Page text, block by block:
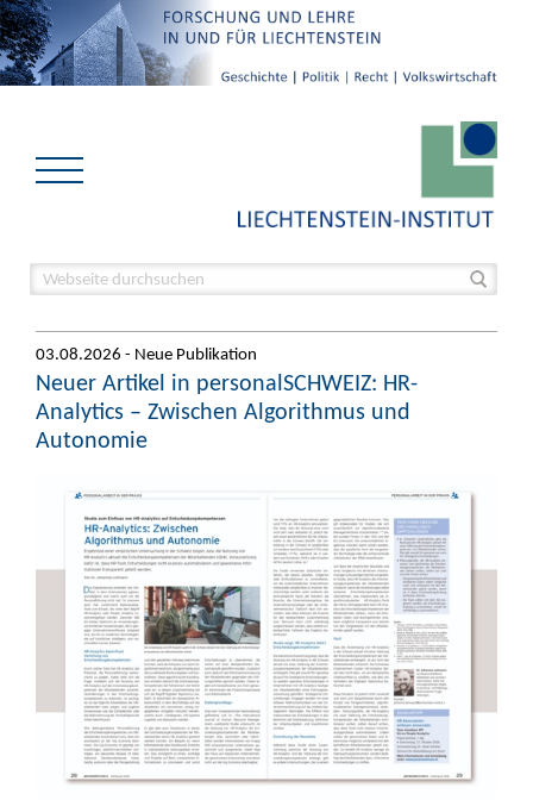
03.08.2026 - Neue Publikation
Neuer Artikel in personalSCHWEIZ: HR-
Analytics – Zwischen Algorithmus und
Autonomie